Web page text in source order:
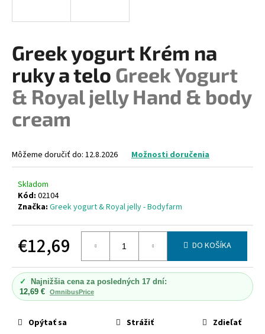
Greek yogurt Krém na
ruky a telo Greek Yogurt
& Royal jelly Hand & body
cream
Môžeme doručiť do: 12.8.2026 Možnosti doručenia
Skladom
Kód: 02104
Značka: Greek yogurt & Royal jelly - Bodyfarm
€12,69
cena:
DO KOŠÍKA
✓
Najnižšia cena za posledných 17 dní:
12,69 €
OmnibusPrice
Opýtať sa Strážiť Zdieľať
s
ť
?
O
d
o
č
a
m